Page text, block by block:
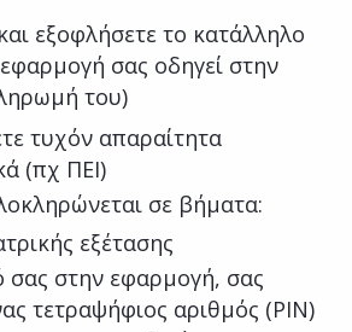
εξοφλήσετε το κατάλληλο
σας οδηγεί στην
του)
τυχόν απαραίτητα
(πχ ΠΕΙ)
σε βήματα:
εξέτασης
σας στην εφαρμογή, σας
τετραψήφιος αριθμός (PIN)